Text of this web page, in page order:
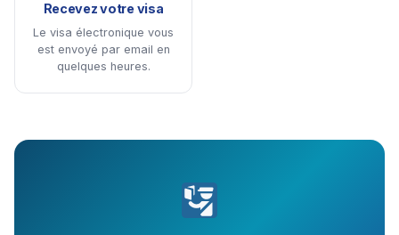
Recevez votre visa
Le visa électronique vous
est envoyé par email en
quelques heures.